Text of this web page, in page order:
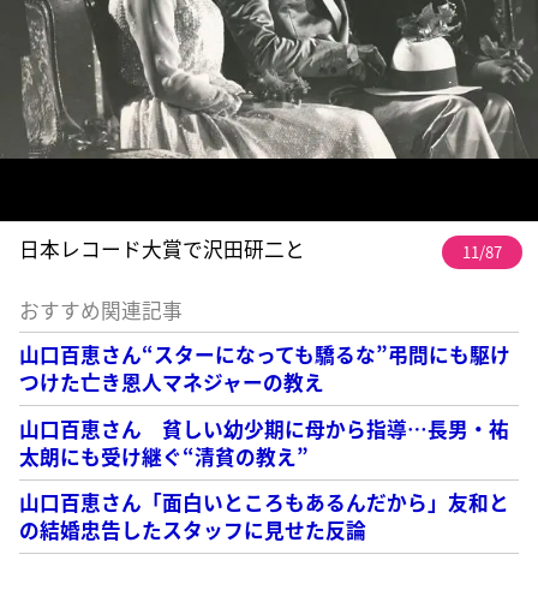
日本レコード大賞で沢田研二と 11/87
おすすめ関連記事
山口百恵さん“スターになっても驕るな”弔問にも駆け
つけた亡き恩人マネジャーの教え
山口百恵さん 貧しい幼少期に母から指導…長男・祐
太朗にも受け継ぐ“清貧の教え”
山口百恵さん「面白いところもあるんだから」友和と
の結婚忠告したスタッフに見せた反論